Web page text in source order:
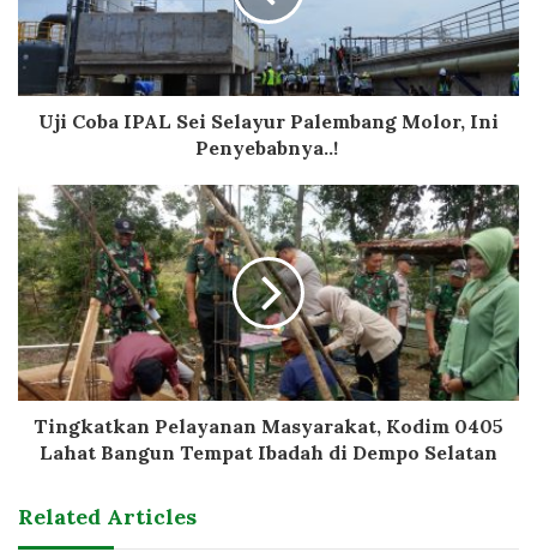
Uji Coba IPAL Sei Selayur Palembang Molor, Ini
Penyebabnya..!
Tingkatkan Pelayanan Masyarakat, Kodim 0405
Lahat Bangun Tempat Ibadah di Dempo Selatan
Related Articles